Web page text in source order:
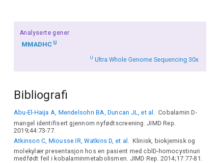
Analyserte gener
MMADHC U
U Ultra Whole Genome Sequencing 30x
Bibliografi
Abu-El-Haija A, Mendelsohn BA, Duncan JL, et al. Cobalamin D-
mangel identifisert gjennom nyfødtscreening. JIMD Rep.
2019;44:73-77.
Atkinson C, Miousse IR, Watkins D, et al.
Klinisk, biokjemisk og
molekylær presentasjon hos en pasient med cblD-homocystinuri
medfødt feil i kobalaminmetabolismen. JIMD Rep. 2014;17:77-81.